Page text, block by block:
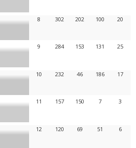
8 302 202 100 20
9 284 153 131 25
10 232 46 186 17
11 157 150 7 3
12 120 69 51 6